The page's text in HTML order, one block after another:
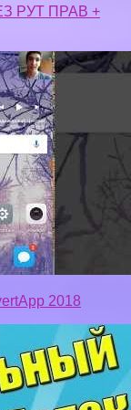
РУТ ПРАВ +
2018